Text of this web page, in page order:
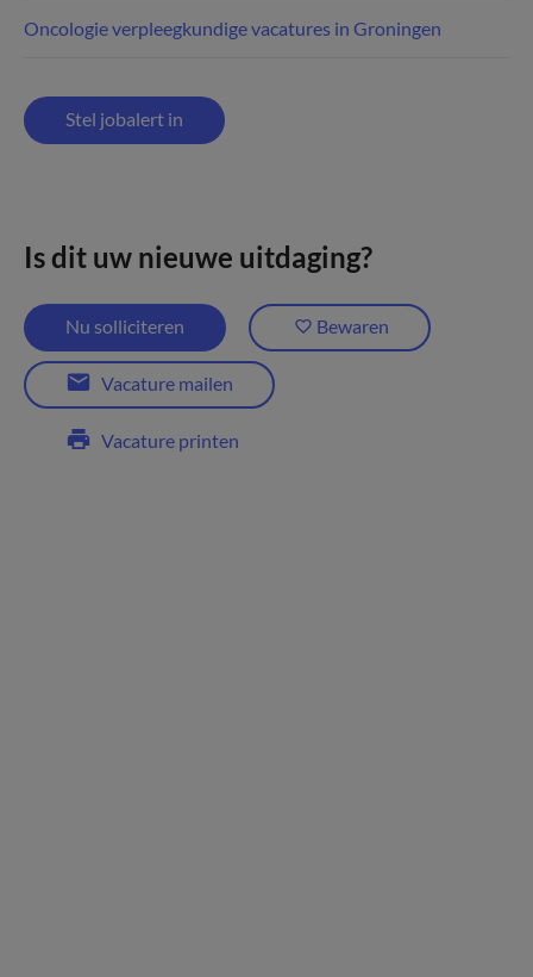
Oncologie verpleegkundige vacatures in Groningen
Stel jobalert in
Is dit uw nieuwe uitdaging?
Nu solliciteren Bewaren
Vacature mailen
Vacature printen